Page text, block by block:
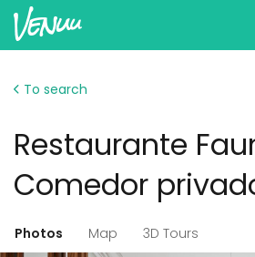
Log in
English
Add your venue
To search
Restaurante
Comedor
Photos Map 3D Tours